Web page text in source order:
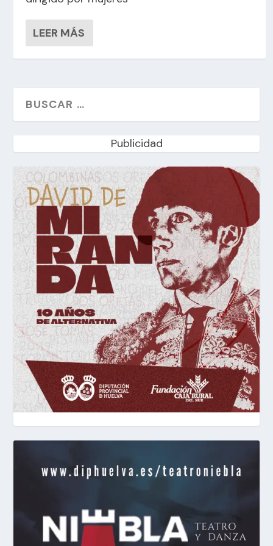
LEER MÁS
Publicidad